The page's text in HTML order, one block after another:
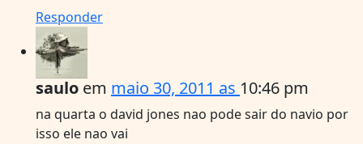
Responder
saulo em maio 30, 2011 as 10:46 pm
na quarta o david jones nao pode sair do navio por
isso ele nao vai